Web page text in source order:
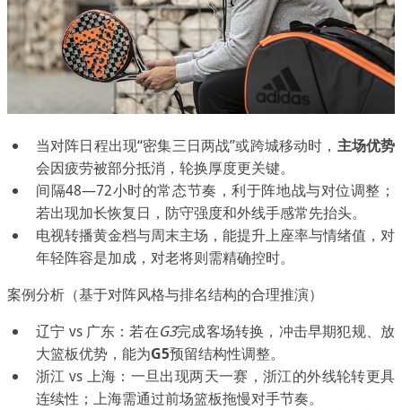
当对阵日程出现“密集三日两战”或跨城移动时， 主场优势
会因疲劳被部分抵消，轮换厚度更关键。
间隔48—72小时的常态节奏，利于阵地战与对位调整；
若出现加长恢复日，防守强度和外线手感常先抬头。
电视转播黄金档与周末主场，能提升上座率与情绪值，对
年轻阵容是加成，对老将则需精确控时。
案例分析（基于对阵风格与排名结构的合理推演）
辽宁 vs 广东：若在G3完成客场转换，冲击早期犯规、放
大篮板优势，能为G5预留结构性调整。
浙江 vs 上海：一旦出现两天一赛，浙江的外线轮转更具
连续性；上海需通过前场篮板拖慢对手节奏。